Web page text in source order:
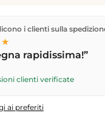
direttamente dal
gratuita
a partire da
spediti in giornata –
tramite Posta
i clienti sulla
rapidissima!”
clienti verificate
ai preferiti